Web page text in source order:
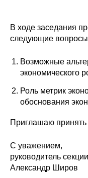
Издания
Проблемы
О
Номера
В ходе заседания
следующие
Возможные
экономического
Роль метрик
обоснования
Приглашаю принять
С уважением,
руководитель секции
Александр Широв